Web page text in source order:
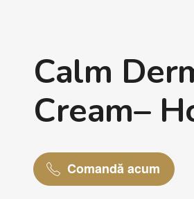
Calm
Cream–
Comandă acum